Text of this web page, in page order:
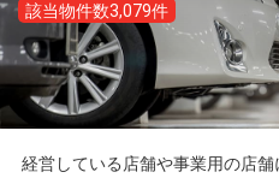
該当物件数3,079件
経営している店舗や事業用の店